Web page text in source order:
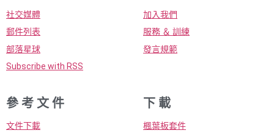
社交媒體
郵件列表
部落星球
Subscribe with RSS
加入我們
服務 ＆ 訓練
發言規範
參 考 文 件
文件下載
下 載
楓葉板套件